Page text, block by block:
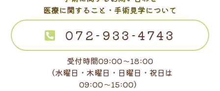
医療に関すること・手術見学について
072-933-4743
受付時間09:00～18:00
（水曜日・木曜日・日曜日・祝日は
09:00～15:00）